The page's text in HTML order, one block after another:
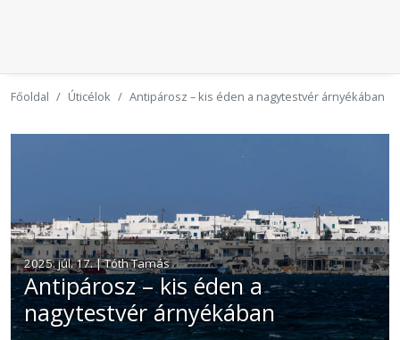
Főoldal Úticélok Antipárosz – kis éden a nagytestvér árnyékában
2025. júl. 17. | Tóth Tamás
Antipárosz – kis éden a
nagytestvér árnyékában